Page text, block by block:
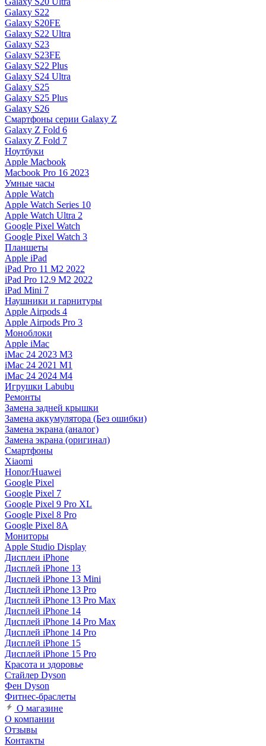
Galaxy S22
Galaxy S20FE
Galaxy S22 Ultra
Galaxy S23
Galaxy S23FE
Galaxy S22 Plus
Galaxy S24 Ultra
Galaxy S25
Galaxy S25 Plus
Galaxy S26
Смартфоны серии Galaxy Z
Galaxy Z Fold 6
Galaxy Z Fold 7
Ноутбуки
Apple Macbook
Macbook Pro 16 2023
Умные часы
Apple Watch
Apple Watch Series 10
Apple Watch Ultra 2
Google Pixel Watch
Google Pixel Watch 3
Планшеты
Apple iPad
iPad Pro 11 M2 2022
iPad Pro 12.9 M2 2022
iPad Mini 7
Наушники и гарнитуры
Apple Airpods 4
Apple Airpods Pro 3
Моноблоки
Apple iMac
iMac 24 2023 M3
iMac 24 2021 M1
iMac 24 2024 M4
Игрушки Labubu
Ремонты
Замена задней крышки
Замена аккумулятора (Без ошибки)
Замена экрана (аналог)
Замена экрана (оригинал)
Смартфоны
Xiaomi
Honor/Huawei
Google Pixel
Google Pixel 7
Google Pixel 9 Pro XL
Google Pixel 8 Pro
Google Pixel 8A
Мониторы
Apple Studio Display
Дисплеи iPhone
Дисплей iPhone 13
Дисплей iPhone 13 Mini
Дисплей iPhone 13 Pro
Дисплей iPhone 13 Pro Max
Дисплей iPhone 14
Дисплей iPhone 14 Pro Max
Дисплей iPhone 14 Pro
Дисплей iPhone 15
Дисплей iPhone 15 Pro
Красота и здоровье
Стайлер Dyson
Фен Dyson
Фитнес-браслеты
О магазине
О компании
Отзывы
Контакты